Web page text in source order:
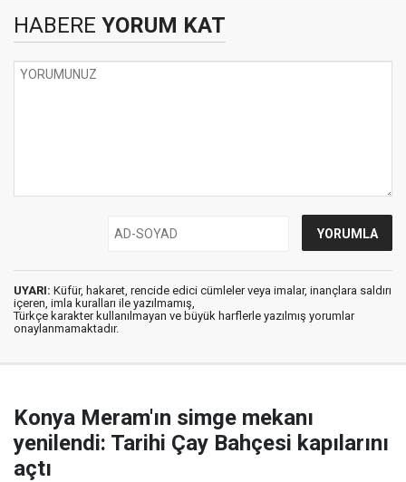
HABERE YORUM KAT
UYARI: Küfür, hakaret, rencide edici cümleler veya imalar, inançlara saldırı
içeren, imla kuralları ile yazılmamış,
Türkçe karakter kullanılmayan ve büyük harflerle yazılmış yorumlar
onaylanmamaktadır.
Konya Meram'ın simge mekanı
yenilendi: Tarihi Çay Bahçesi kapılarını
açtı